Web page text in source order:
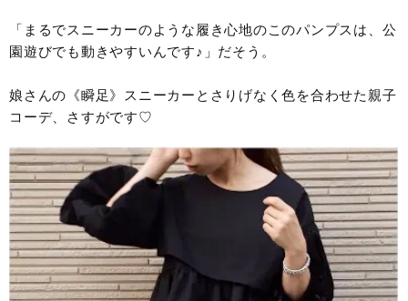
「まるでスニーカーのような履き心地のこのパンプスは、公
園遊びでも動きやすいんです♪」だそう。
娘さんの《瞬足》スニーカーとさりげなく色を合わせた親子
コーデ、さすがです♡